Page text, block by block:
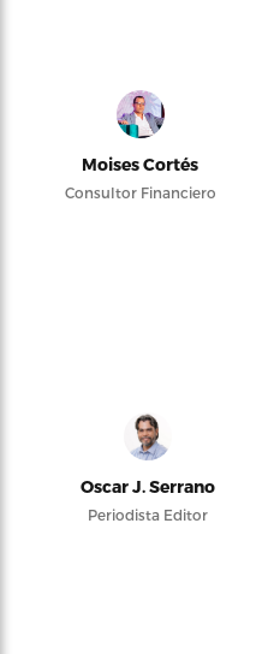
Moises Cortés
Consultor Financiero
Oscar J. Serrano
Periodista Editor